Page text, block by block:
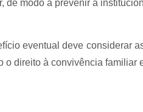
de modo a prevenir a
eventual deve considerar
o direito à convivência familiar